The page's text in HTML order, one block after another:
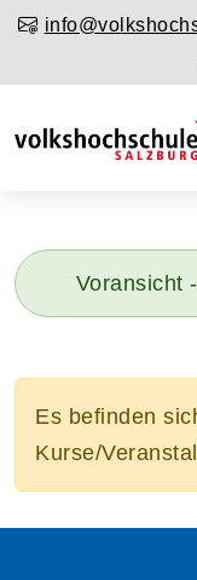
Voransicht
Es befinden
Kurse/